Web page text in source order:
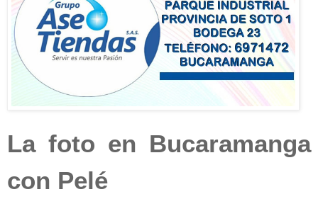
La foto en Bucaramanga
con Pelé